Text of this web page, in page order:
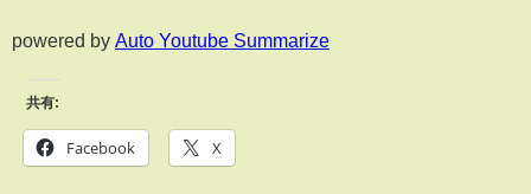
powered by Auto Youtube Summarize
共有:
Facebook X